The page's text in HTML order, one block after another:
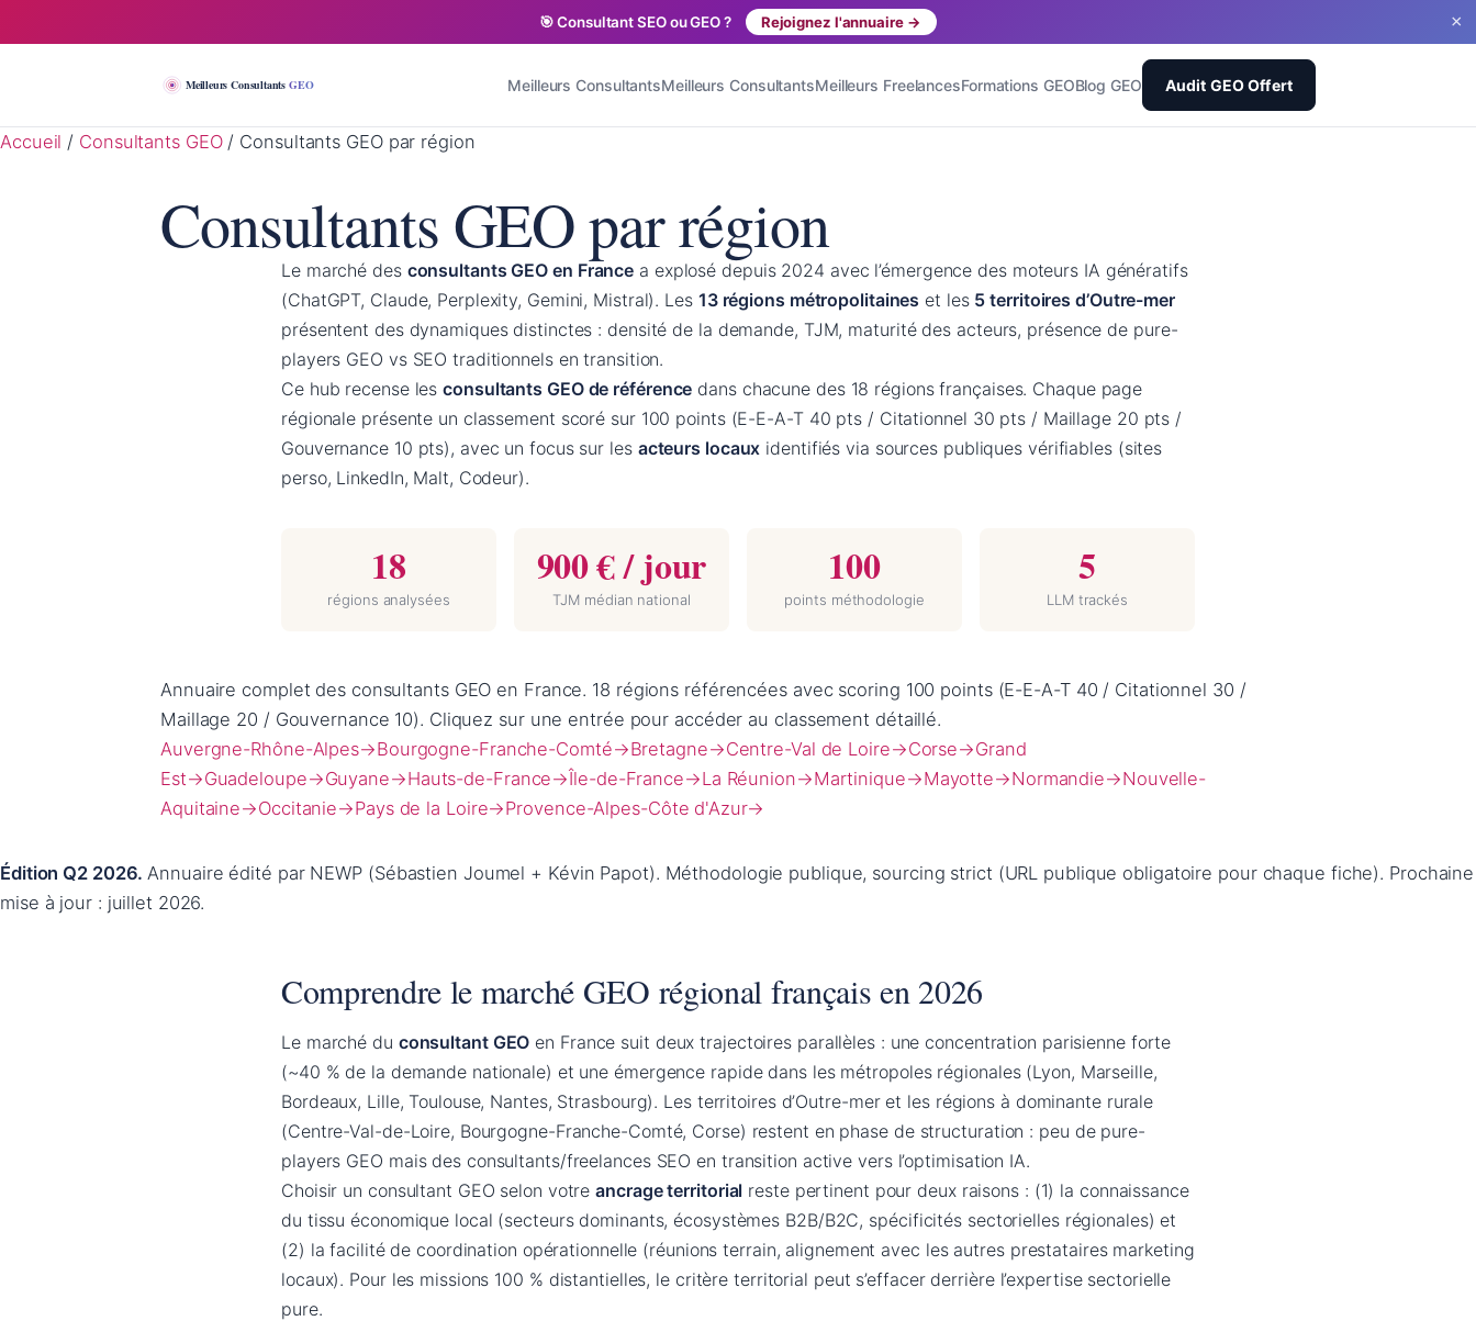
🎯 Consultant SEO ou GEO ? Rejoignez l'annuaire → ×
Meilleurs ConsultantsGEO Meilleurs ConsultantsMeilleurs ConsultantsMeilleurs FreelancesFormations GEOBlog GEO Audit GEO Offert
Accueil / Consultants GEO/ Consultants GEO par région
Consultants GEO par région
Le marché des consultants GEO en France a explosé depuis 2024 avec l’émergence des moteurs IA génératifs
(ChatGPT, Claude, Perplexity, Gemini, Mistral). Les 13 régions métropolitaines et les 5 territoires d’Outre-mer
présentent des dynamiques distinctes : densité de la demande, TJM, maturité des acteurs, présence de pure-
players GEO vs SEO traditionnels en transition.
Ce hub recense lesconsultants GEO de référence dans chacune des 18 régions françaises. Chaque page
régionale présente un classement scoré sur 100 points (E-E-A-T 40 pts / Citationnel 30 pts / Maillage 20 pts /
Gouvernance 10 pts), avec un focus sur les acteurs locaux identifiés via sources publiques vérifiables (sites
perso, LinkedIn, Malt, Codeur).
18
régions analysées
900 € / jour
TJM médian national
100
points méthodologie
5
LLM trackés
Annuaire complet des consultants GEO en France. 18 régions référencées avec scoring 100 points (E-E-A-T 40 / Citationnel 30 /
Maillage 20 / Gouvernance 10). Cliquez sur une entrée pour accéder au classement détaillé.
Auvergne-Rhône-Alpes→Bourgogne-Franche-Comté→Bretagne→Centre-Val de Loire→Corse→Grand
Est→Guadeloupe→Guyane→Hauts-de-France→Île-de-France→La Réunion→Martinique→Mayotte→Normandie→Nouvelle-
Aquitaine→Occitanie→Pays de la Loire→Provence-Alpes-Côte d'Azur→
Édition Q2 2026. Annuaire édité par NEWP (Sébastien Joumel + Kévin Papot). Méthodologie publique, sourcing strict (URL publique obligatoire pour chaque fiche). Prochaine
mise à jour : juillet 2026.
Comprendre le marché GEO régional français en 2026
Le marché du consultant GEO en France suit deux trajectoires parallèles : une concentration parisienne forte
(~40 % de la demande nationale) et une émergence rapide dans les métropoles régionales (Lyon, Marseille,
Bordeaux, Lille, Toulouse, Nantes, Strasbourg). Les territoires d’Outre-mer et les régions à dominante rurale
(Centre-Val-de-Loire, Bourgogne-Franche-Comté, Corse) restent en phase de structuration : peu de pure-
players GEO mais des consultants/freelances SEO en transition active vers l’optimisation IA.
Choisir un consultant GEO selon votreancrage territorial reste pertinent pour deux raisons : (1) la connaissance
du tissu économique local (secteurs dominants, écosystèmes B2B/B2C, spécificités sectorielles régionales) et
(2) la facilité de coordination opérationnelle (réunions terrain, alignement avec les autres prestataires marketing
locaux). Pour les missions 100 % distantielles, le critère territorial peut s’effacer derrière l’expertise sectorielle
pure.